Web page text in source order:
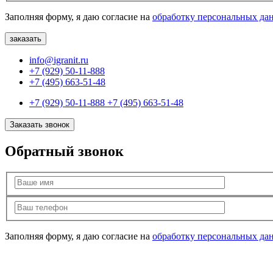
Заполняя форму, я даю согласие на обработку персональных
info@igranit.ru
+7 (929) 50-11-888
+7 (495) 663-51-48
+7 (929) 50-11-888 +7 (495) 663-51-48
Заказать звонок
Обратный звонок
Заполняя форму, я даю согласие на обработку персональных